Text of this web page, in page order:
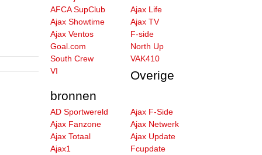
AFCA SupClub
Ajax Life
Ajax Showtime
Ajax TV
Ajax Ventos
F-side
Goal.com
North Up
South Crew
VAK410
VI
Overige
bronnen
AD Sportwereld
Ajax F-Side
Ajax Fanzone
Ajax Netwerk
Ajax Totaal
Ajax Update
Ajax1
Fcupdate